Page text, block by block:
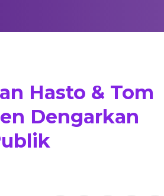
Hasto & Tom
Dengarkan